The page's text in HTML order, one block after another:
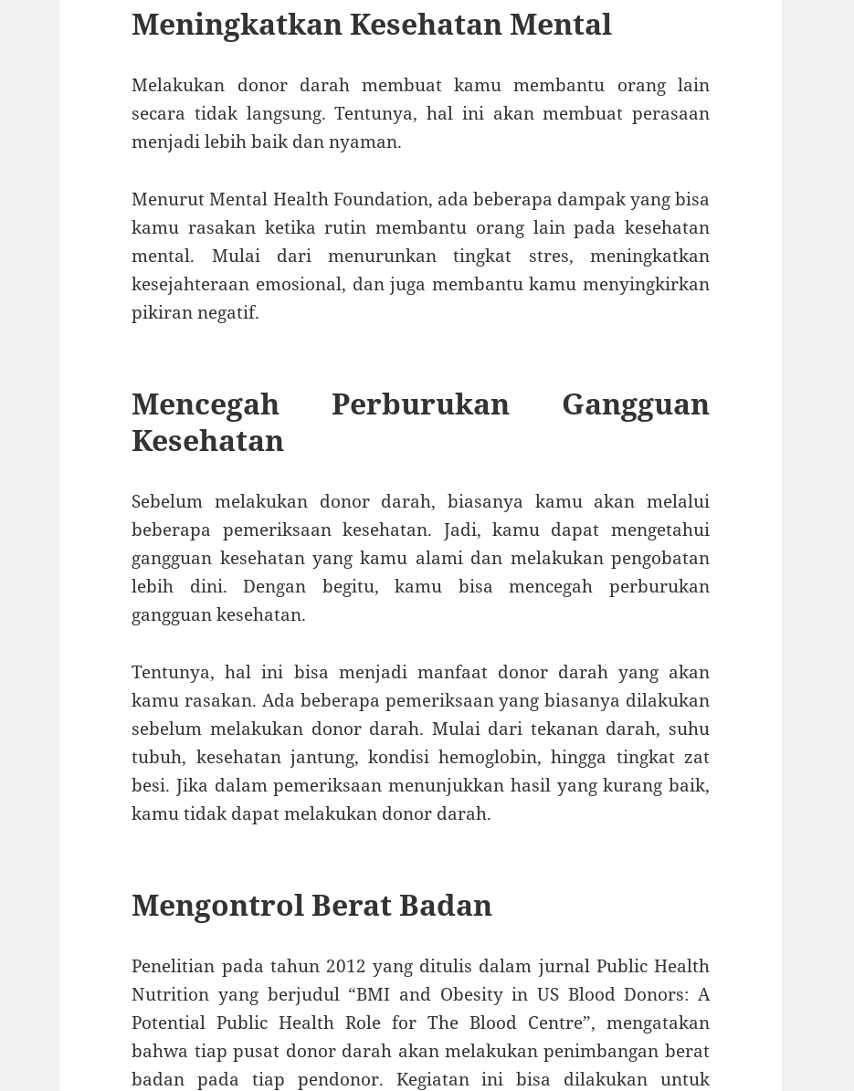
Meningkatkan Kesehatan Mental
Melakukan donor darah membuat kamu membantu orang lain
secara tidak langsung. Tentunya, hal ini akan membuat perasaan
menjadi lebih baik dan nyaman.
Menurut Mental Health Foundation, ada beberapa dampak yang bisa
kamu rasakan ketika rutin membantu orang lain pada kesehatan
mental. Mulai dari menurunkan tingkat stres, meningkatkan
kesejahteraan emosional, dan juga membantu kamu menyingkirkan
pikiran negatif.
Mencegah Perburukan Gangguan
Kesehatan
Sebelum melakukan donor darah, biasanya kamu akan melalui
beberapa pemeriksaan kesehatan. Jadi, kamu dapat mengetahui
gangguan kesehatan yang kamu alami dan melakukan pengobatan
lebih dini. Dengan begitu, kamu bisa mencegah perburukan
gangguan kesehatan.
Tentunya, hal ini bisa menjadi manfaat donor darah yang akan
kamu rasakan. Ada beberapa pemeriksaan yang biasanya dilakukan
sebelum melakukan donor darah. Mulai dari tekanan darah, suhu
tubuh, kesehatan jantung, kondisi hemoglobin, hingga tingkat zat
besi. Jika dalam pemeriksaan menunjukkan hasil yang kurang baik,
kamu tidak dapat melakukan donor darah.
Mengontrol Berat Badan
Penelitian pada tahun 2012 yang ditulis dalam jurnal Public Health
Nutrition yang berjudul “BMI and Obesity in US Blood Donors: A
Potential Public Health Role for The Blood Centre”, mengatakan
bahwa tiap pusat donor darah akan melakukan penimbangan berat
badan pada tiap pendonor. Kegiatan ini bisa dilakukan untuk